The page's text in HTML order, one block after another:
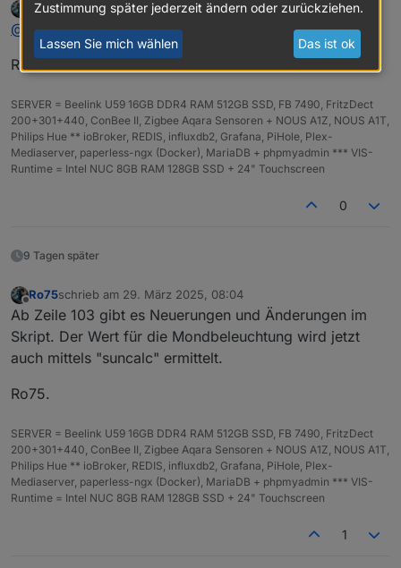
Zeilen 17 und 18 muss von dir an deine Position
angepasst werden!
Holt sich das suncalc nicht automatisch über die
Systemeinstellung?
Ro75schrieb am20. März 2025, 12:43
zuletzt editiert von
@ micha-3nein
Ro75
SERVER = Beelink U59 16GB DDR4 RAM 512GB SSD, FB 7490, FritzDect
200+301+440, ConBee II, Zigbee Aqara Sensoren + NOUS A1Z, NOUS A1T,
Philips Hue ** ioBroker, REDIS, influxdb2, Grafana, PiHole, Plex-
Mediaserver, paperless-ngx (Docker), MariaDB + phpmyadmin *** VIS-
Runtime = Intel NUC 8GB RAM 128GB SSD + 24" Touchscreen
0
9 Tagen später
Offline
Ro75schrieb am 29. März 2025, 08:04
zuletzt editiert von
Ab Zeile 103 gibt es Neuerungen und Änderungen im
Skript. Der Wert für die Mondbeleuchtung wird jetzt
auch mittels "suncalc" ermittelt.
Ro75.
SERVER = Beelink U59 16GB DDR4 RAM 512GB SSD, FB 7490, FritzDect
200+301+440, ConBee II, Zigbee Aqara Sensoren + NOUS A1Z, NOUS A1T,
Philips Hue ** ioBroker, REDIS, influxdb2, Grafana, PiHole, Plex-
Mediaserver, paperless-ngx (Docker), MariaDB + phpmyadmin *** VIS-
Runtime = Intel NUC 8GB RAM 128GB SSD + 24" Touchscreen
1
Zustimmung später jederzeit ändern oder zurückziehen.
Lassen Sie mich wählen Das ist ok